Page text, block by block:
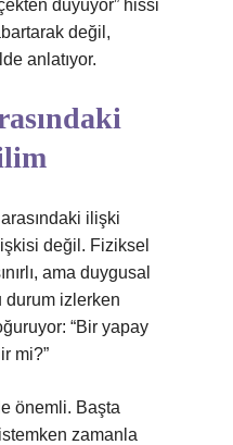
duyuyor” hissi
değil,
anlatıyor.
ilişki
değil. Fiziksel
ama duygusal
durum izlerken
“Bir yapay
mi?”
önemli. Başta
zamanla